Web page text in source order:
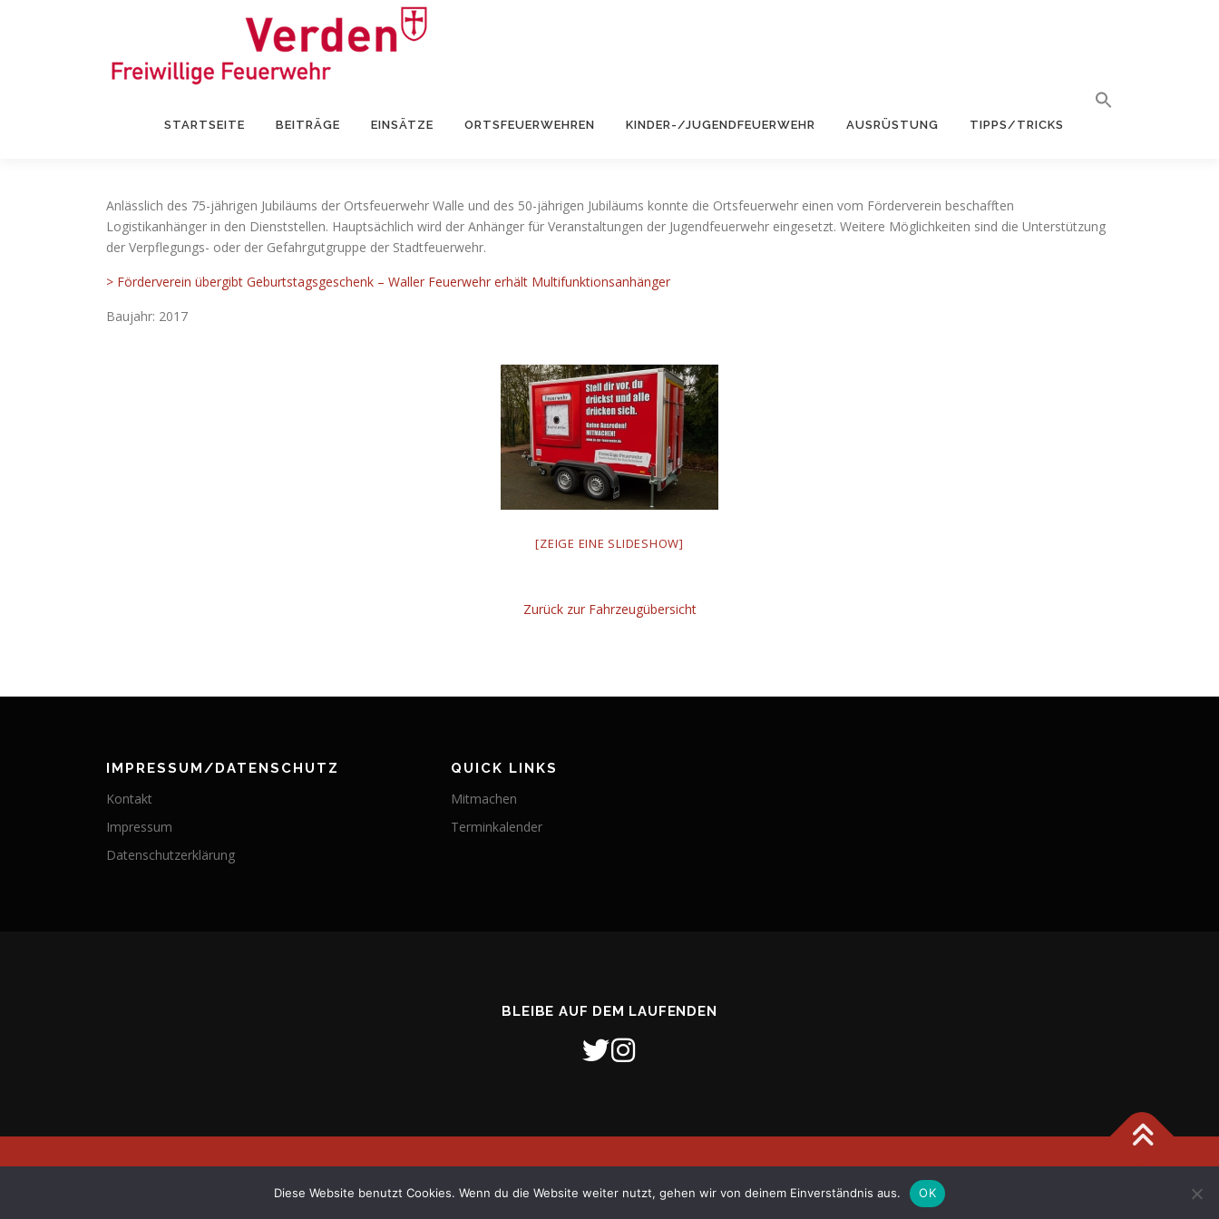
STARTSEITE BEITRÄGE EINSÄTZE ORTSFEUERWEHREN KINDER-/JUGENDFEUERWEHR AUSRÜSTUNG TIPPS/TRICKS
Anlässlich des 75-jährigen Jubiläums der Ortsfeuerwehr Walle und des 50-jährigen Jubiläums konnte die Ortsfeuerwehr einen vom Förderverein beschafften
Logistikanhänger in den Dienststellen. Hauptsächlich wird der Anhänger für Veranstaltungen der Jugendfeuerwehr eingesetzt. Weitere Möglichkeiten sind die Unterstützung
der Verpflegungs- oder der Gefahrgutgruppe der Stadtfeuerwehr.
> Förderverein übergibt Geburtstagsgeschenk – Waller Feuerwehr erhält Multifunktionsanhänger
Baujahr: 2017
[ZEIGE EINE SLIDESHOW]
Zurück zur Fahrzeugübersicht
IMPRESSUM/DATENSCHUTZ
Kontakt
Impressum
Datenschutzerklärung
QUICK LINKS
Mitmachen
Terminkalender
BLEIBE AUF DEM LAUFENDEN
Diese Website benutzt Cookies. Wenn du die Website weiter nutzt, gehen wir von deinem Einverständnis aus. OK